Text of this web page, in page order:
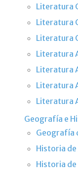
Literatura
Literatura
Literatura
Literatura
Literatura
Literatura
Literatura
Geografía e
Geografía
Historia de
Historia de